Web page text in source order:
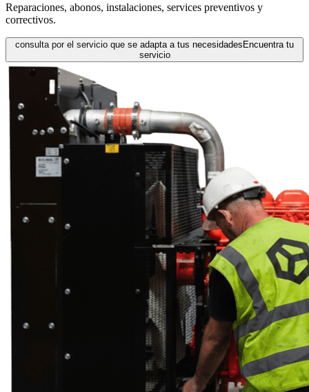
Reparaciones, abonos, instalaciones, services preventivos y
correctivos.
consulta por el servicio que se adapta a tus necesidadesEncuentra tu
servicio